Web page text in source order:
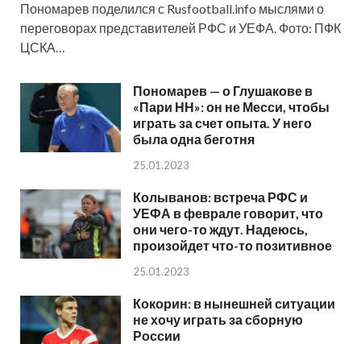
Пономарев поделился с Rusfootball.info мыслями о
переговорах представителей РФС и УЕФА. Фото: ПФК
ЦСКА…
Пономарев — о Глушакове в
«Пари НН»: он не Месси, чтобы
играть за счет опыта. У него
была одна беготня
25.01.2023
Колыванов: встреча РФС и
УЕФА в феврале говорит, что
они чего-то ждут. Надеюсь,
произойдет что-то позитивное
25.01.2023
Кокорин: в нынешней ситуации
не хочу играть за сборную
России